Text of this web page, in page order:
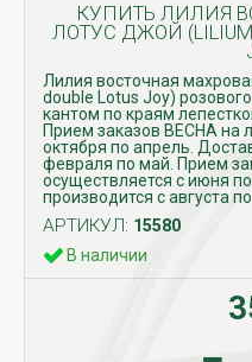
КУПИТЬ ЛИЛИЯ
ЛОТУС ДЖОЙ (LILIUM
Лилия восточная
double Lotus Joy)
кантом по краям
Прием заказов ВЕСНА на
октября по апрель.
февраля по май. Прием
осуществляется с июня
производится с августа
АРТИКУЛ: 15580
В наличии